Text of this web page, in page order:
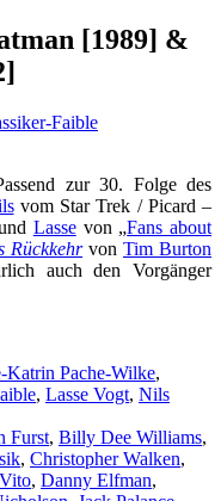
[1989] &
Faible
zur 30. Folge des
vom Star Trek / Picard –
Lassevon „Fans about
Rückkehrvon Tim Burton
auch den Vorgänger
Katrin Pache-Wilke,
, Lasse Vogt, Nils
Furst, Billy Dee Williams,
, Christopher Walken,
, Danny Elfman,